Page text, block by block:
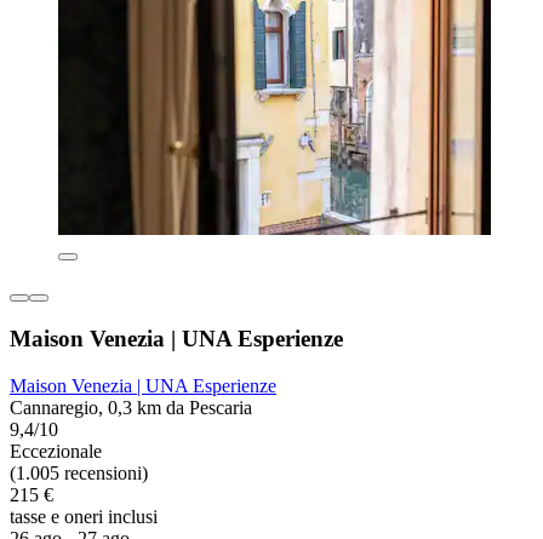
Maison Venezia | UNA Esperienze
Maison Venezia | UNA Esperienze
Cannaregio, 0,3 km da Pescaria
9,4/10
Eccezionale
(1.005 recensioni)
215 €
tasse e oneri inclusi